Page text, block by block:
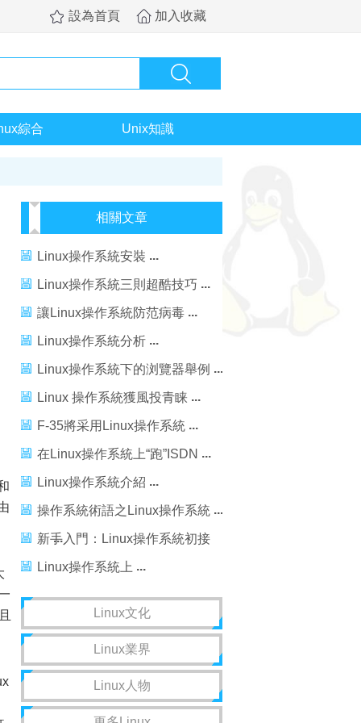
設為首頁 加入收藏
綜合 Unix知識
相關文章
Linux操作系統安裝
Linux操作系統三則超酷技巧
讓Linux操作系統防范病毒
Linux操作系統分析
Linux操作系統下的浏覽器舉例
Linux 操作系統獲風投青睐
F-35將采用Linux操作系統
在Linux操作系統上“跑”ISDN
Linux操作系統介紹
操作系統術語之Linux操作系統
新手入門：Linux操作系統初接
觸
Linux操作系統上
Linux文化
Linux業界
Linux人物